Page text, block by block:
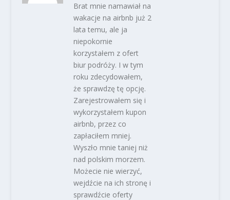
Brat mnie namawiał na
wakacje na airbnb już 2
lata temu, ale ja
niepokornie
korzystałem z ofert
biur podróży. I w tym
roku zdecydowałem,
że sprawdzę tę opcję.
Zarejestrowałem się i
wykorzystałem kupon
airbnb, przez co
zapłaciłem mniej.
Wyszło mnie taniej niż
nad polskim morzem.
Możecie nie wierzyć,
wejdźcie na ich stronę i
sprawdźcie oferty